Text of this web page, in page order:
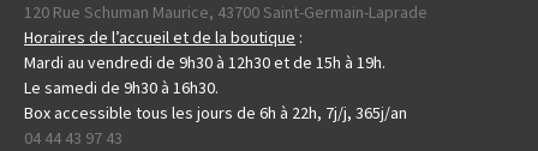
120 Rue Schuman Maurice, 43700 Saint-Germain-Laprade
Horaires de l’accueil et de la boutique :
Mardi au vendredi de 9h30 à 12h30 et de 15h à 19h.
Le samedi de 9h30 à 16h30.
Box accessible tous les jours de 6h à 22h, 7j/j, 365j/an
04 44 43 97 43